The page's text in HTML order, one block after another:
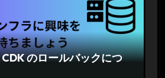
のロールバックにつ